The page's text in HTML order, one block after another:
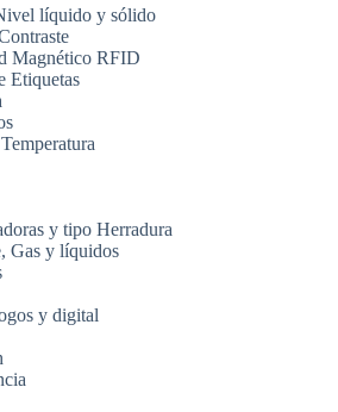
líquido y sólido
Magnético RFID
Etiquetas
y tipo Herradura
Gas y líquidos
y digital